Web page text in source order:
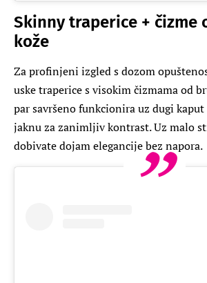
Skinny traperice + čizme
kože
Za profinjeni izgled s dozom
uske traperice s visokim čizmama od
par savršeno funkcionira uz dugi
jaknu za zanimljiv kontrast. Uz malo
dobivate dojam elegancije bez napora.